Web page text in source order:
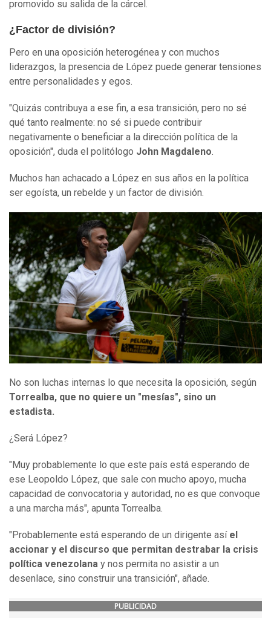
promovido su salida de la cárcel.
¿Factor de división?
Pero en una oposición heterogénea y con muchos
liderazgos, la presencia de López puede generar tensiones
entre personalidades y egos.
"Quizás contribuya a ese fin, a esa transición, pero no sé
qué tanto realmente: no sé si puede contribuir
negativamente o beneficiar a la dirección política de la
oposición", duda el politólogo John Magdaleno.
Muchos han achacado a López en sus años en la política
ser egoísta, un rebelde y un factor de división.
No son luchas internas lo que necesita la oposición, según
Torrealba, que no quiere un "mesías", sino un
estadista.
¿Será López?
"Muy probablemente lo que este país está esperando de
ese Leopoldo López, que sale con mucho apoyo, mucha
capacidad de convocatoria y autoridad, no es que convoque
a una marcha más", apunta Torrealba.
"Probablemente está esperando de un dirigente así el
accionar y el discurso que permitan destrabar la crisis
política venezolana y nos permita no asistir a un
desenlace, sino construir una transición", añade.
PUBLICIDAD